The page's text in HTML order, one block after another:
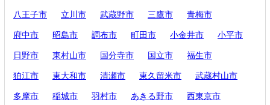
八王子市 立川市 武蔵野市 三鷹市 青梅市
府中市 昭島市 調布市 町田市 小金井市 小平市
日野市 東村山市 国分寺市 国立市 福生市
狛江市 東大和市 清瀬市 東久留米市 武蔵村山市
多摩市 稲城市 羽村市 あきる野市 西東京市